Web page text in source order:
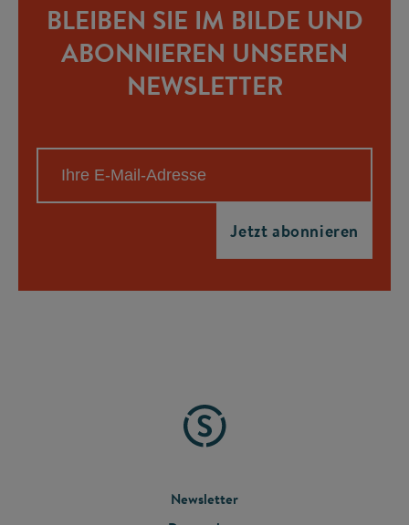
BLEIBEN SIE IM BILDE UND
ABONNIEREN UNSEREN
NEWSLETTER
FOOTER
Newsletter